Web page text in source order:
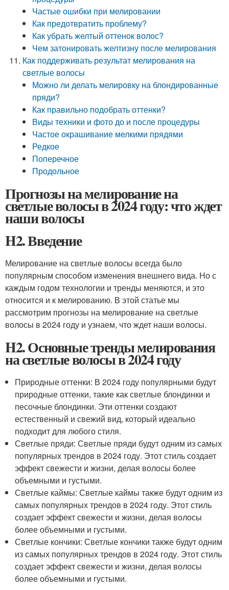
Частые ошибки при мелировании
Как предотвратить проблему?
Как убрать желтый оттенок волос?
Чем затонировать желтизну после мелирования
Как поддерживать результат мелирования на
светлые волосы
Можно ли делать мелировку на блондированные
пряди?
Как правильно подобрать оттенки?
Виды техники и фото до и после процедуры
Частое окрашивание мелкими прядями
Редкое
Поперечное
Продольное
Прогнозы на мелирование на
светлые волосы в 2024 году: что ждет
наши волосы
H2. Введение
Мелирование на светлые волосы всегда было
популярным способом изменения внешнего вида. Но с
каждым годом технологии и тренды меняются, и это
относится и к мелированию. В этой статье мы
рассмотрим прогнозы на мелирование на светлые
волосы в 2024 году и узнаем, что ждет наши волосы.
H2. Основные тренды мелирования
на светлые волосы в 2024 году
Природные оттенки: В 2024 году популярными будут
природные оттенки, такие как светлые блондинки и
песочные блондинки. Эти оттенки создают
естественный и свежий вид, который идеально
подходит для любого стиля.
Светлые пряди: Светлые пряди будут одним из самых
популярных трендов в 2024 году. Этот стиль создает
эффект свежести и жизни, делая волосы более
объемными и густыми.
Светлые каймы: Светлые каймы также будут одним из
самых популярных трендов в 2024 году. Этот стиль
создает эффект свежести и жизни, делая волосы
более объемными и густыми.
Светлые кончики: Светлые кончики также будут одним
из самых популярных трендов в 2024 году. Этот стиль
создает эффект свежести и жизни, делая волосы
более объемными и густыми.